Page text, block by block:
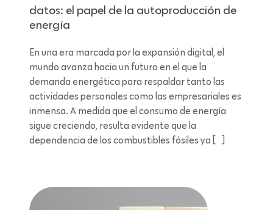
datos: el papel de la autoproducción de
energía
En una era marcada por la expansión digital, el
mundo avanza hacia un futuro en el que la
demanda energética para respaldar tanto las
actividades personales como las empresariales es
inmensa. A medida que el consumo de energía
sigue creciendo, resulta evidente que la
dependencia de los combustibles fósiles ya […]